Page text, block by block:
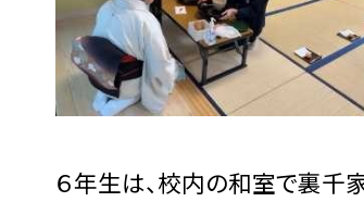
６年生は、校内の和室で裏千